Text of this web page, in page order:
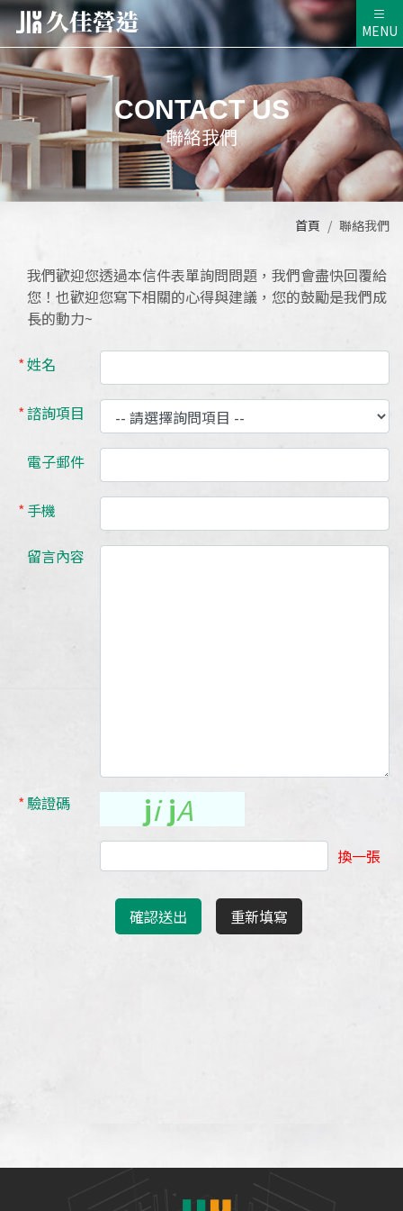
CONTACT US
聯絡我們
久佳營造
MENU
首頁 聯絡我們
我們歡迎您透過本信件表單詢問問題，我們會盡快回覆給
您！也歡迎您寫下相關的心得與建議，您的鼓勵是我們成
長的動力~
姓名
諮詢項目
電子郵件
手機
留言內容
驗證碼 ji jA
換一張
確認送出